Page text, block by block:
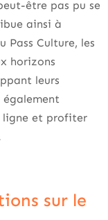
être pas pu se
ainsi à
Pass Culture, les
horizons
leurs
ligne et profiter
sur le